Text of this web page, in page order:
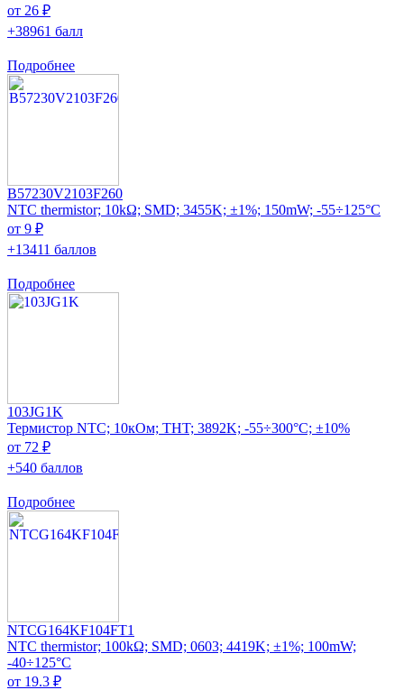
от 26 ₽
+38961 балл
Подробнее
B57230V2103F260
NTC thermistor; 10kΩ; SMD; 3455K; ±1%; 150mW; -55÷125°C
от 9 ₽
+13411 баллов
Подробнее
103JG1K
Термистор NTC; 10кОм; THT; 3892K; -55÷300°C; ±10%
от 72 ₽
+540 баллов
Подробнее
NTCG164KF104FT1
NTC thermistor; 100kΩ; SMD; 0603; 4419K; ±1%; 100mW;
-40÷125°C
от 19.3 ₽